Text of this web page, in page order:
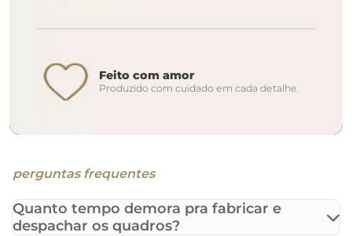
Feito com amor
Produzido com cuidado em cada detalhe.
perguntas frequentes
Quanto tempo demora pra fabricar e
despachar os quadros?